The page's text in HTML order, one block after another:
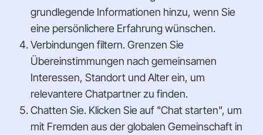
grundlegende Informationen hinzu, wenn Sie
eine persönlichere Erfahrung wünschen.
Verbindungen filtern. Grenzen Sie
Übereinstimmungen nach gemeinsamen
Interessen, Standort und Alter ein, um
relevantere Chatpartner zu finden.
Chatten Sie. Klicken Sie auf "Chat starten", um
mit Fremden aus der globalen Gemeinschaft in